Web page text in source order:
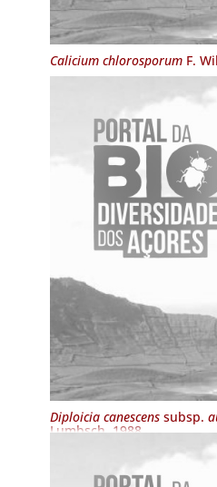
Calicium chlorosporumF.
Diploicia canescenssubsp.
Lumbsch, 1988